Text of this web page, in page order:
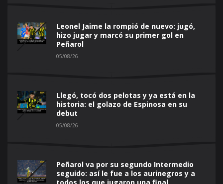
Leonel Jaime la rompió de nuevo: jugó,
hizo jugar y marcó su primer gol en
Peñarol
05/08/26
Llegó, tocó dos pelotas y ya está en la
historia: el golazo de Espinosa en su
debut
05/08/26
Peñarol va por su segundo Intermedio
seguido: así le fue a los aurinegros y a